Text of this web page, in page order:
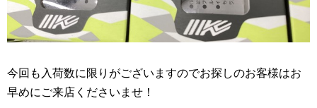
今回も入荷数に限りがございますのでお探しのお客様はお
早めにご来店くださいませ！